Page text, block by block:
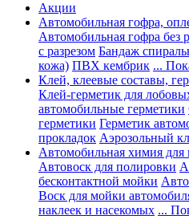
Акции
Автомобильная гофра,
Автомобильная гофра без
с разрезом Бандаж
кожа) ПВХ кембрик ...
Клей, клеевые составы,
Клей-герметик для
автомобильные герметики
герметики Герметик
прокладок Аэрозольный
Автомобильная химия для
Автовоск для полировки
бесконтактной мойки
Воск для мойки
наклеек и насекомых ...